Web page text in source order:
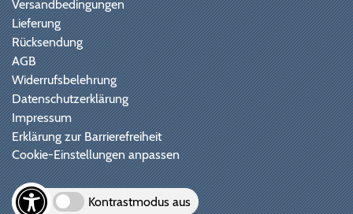
Versandbedingungen
Lieferung
Rücksendung
AGB
Widerrufsbelehrung
Datenschutzerklärung
Impressum
Erklärung zur Barrierefreiheit
Cookie-Einstellungen anpassen
Kontrastmodus aus